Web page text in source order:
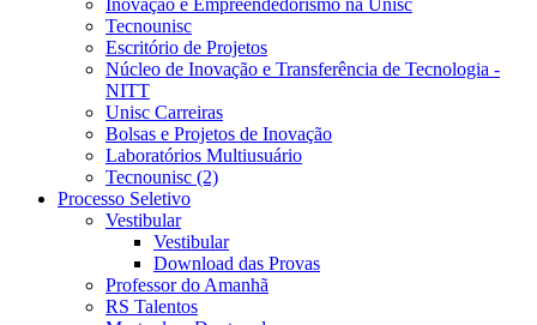
Inovação e Empreendedorismo na Unisc
Tecnounisc
Escritório de Projetos
Núcleo de Inovação e Transferência de Tecnologia -
NITT
Unisc Carreiras
Bolsas e Projetos de Inovação
Laboratórios Multiusuário
Tecnounisc (2)
Processo Seletivo
Vestibular
Vestibular
Download das Provas
Professor do Amanhã
RS Talentos